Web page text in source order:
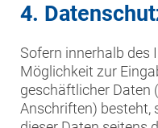
4.
Sofern innerhalb des
Möglichkeit zur
geschäftlicher Daten
Anschriften) besteht,